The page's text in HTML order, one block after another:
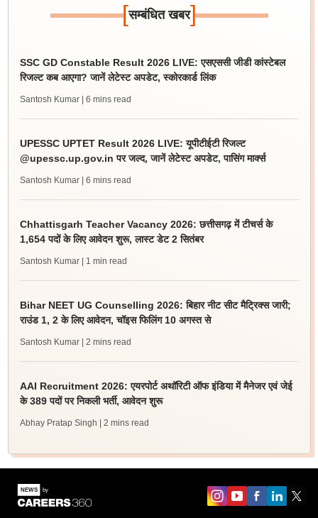
[सम्बंधित खबर]
SSC GD Constable Result 2026 LIVE: एसएससी जीडी कांस्टेबल
रिजल्ट कब आएगा? जानें लेटेस्ट अपडेट, स्कोरकार्ड लिंक
Santosh Kumar | 6 mins read
UPESSC UPTET Result 2026 LIVE: यूपीटीईटी रिजल्ट
@upessc.up.gov.in पर जल्द, जानें लेटेस्ट अपडेट, पासिंग मार्क्स
Santosh Kumar | 6 mins read
Chhattisgarh Teacher Vacancy 2026: छत्तीसगढ़ में टीचर्स के
1,654 पदों के लिए आवेदन शुरू, लास्ट डेट 2 सितंबर
Santosh Kumar | 1 min read
Bihar NEET UG Counselling 2026: बिहार नीट सीट मैट्रिक्स जारी;
राउंड 1, 2 के लिए आवेदन, चॉइस फिलिंग 10 अगस्त से
Santosh Kumar | 2 mins read
AAI Recruitment 2026: एयरपोर्ट अथॉरिटी ऑफ इंडिया में मैनेजर एवं जेई
के 389 पदों पर निकली भर्ती, आवेदन शुरू
Abhay Pratap Singh | 2 mins read